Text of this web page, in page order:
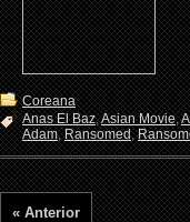
Coreana
Anas El Baz,Asian Movie,
Adam,Ransomed,
« Anterior